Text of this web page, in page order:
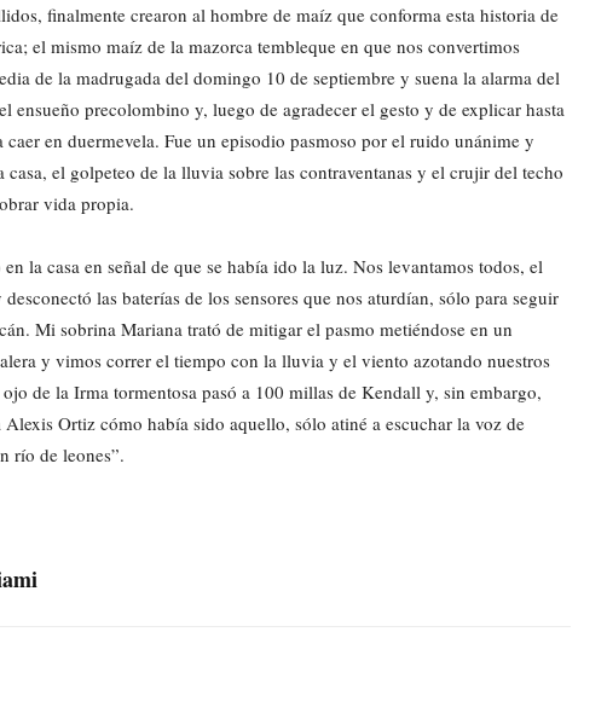
finalmente crearon al hombre de maíz que conforma esta historia de
el mismo maíz de la mazorca tembleque en que nos convertimos
de la madrugada del domingo 10 de septiembre y suena la alarma del
ensueño precolombino y, luego de agradecer el gesto y de explicar hasta
en duermevela. Fue un episodio pasmoso por el ruido unánime y
el golpeteo de la lluvia sobre las contraventanas y el crujir del techo
vida propia.
la casa en señal de que se había ido la luz. Nos levantamos todos, el
las baterías de los sensores que nos aturdían, sólo para seguir
Mi sobrina Mariana trató de mitigar el pasmo metiéndose en un
y vimos correr el tiempo con la lluvia y el viento azotando nuestros
de la Irma tormentosa pasó a 100 millas de Kendall y, sin embargo,
Ortiz cómo había sido aquello, sólo atiné a escuchar la voz de
río de leones”.